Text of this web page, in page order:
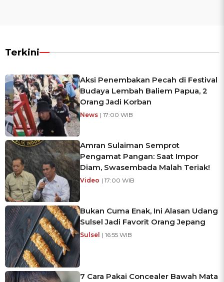
Terkini
Aksi Penembakan Pecah di Festival
Budaya Lembah Baliem Papua, 2
Orang Jadi Korban
News | 17:00 WIB
Amran Sulaiman Semprot
Pengamat Pangan: Saat Impor
Diam, Swasembada Malah Teriak!
Video | 17:00 WIB
Bukan Cuma Enak, Ini Alasan Udang
Sulsel Jadi Favorit Orang Jepang
Sulsel | 16:55 WIB
7 Cara Pakai Concealer Bawah Mata